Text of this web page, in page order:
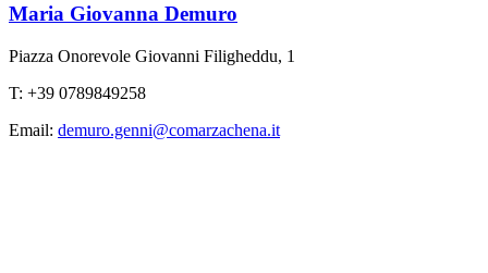
Maria Giovanna Demuro
Piazza Onorevole Giovanni Filigheddu, 1
T: +39 0789849258
Email: demuro.genni@comarzachena.it